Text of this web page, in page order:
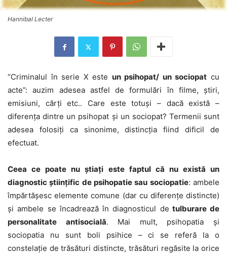
Hannibal Lecter
“Criminalul în serie X este un psihopat/ un sociopat cu
acte”: auzim adesea astfel de formulări în filme, ştiri,
emisiuni, cărţi etc.. Care este totuşi – dacă există –
diferenţa dintre un psihopat şi un sociopat? Termenii sunt
adesea folosiţi ca sinonime, distincţia fiind dificil de
efectuat.
Ceea ce poate nu ştiaţi este faptul că nu există un
diagnostic ştiinţific de psihopatie sau sociopatie: ambele
împărtăşesc elemente comune (dar cu diferenţe distincte)
şi ambele se încadrează în diagnosticul de tulburare de
personalitate antisocială. Mai mult, psihopatia şi
sociopatia nu sunt boli psihice – ci se referă la o
constelaţie de trăsături distincte, trăsături regăsite la orice